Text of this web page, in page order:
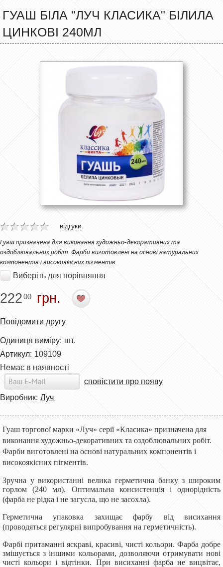
ГУАШ БІЛА "ЛУЧ КЛАСИКА" БІЛИЛА
ЦИНКОВІ 240МЛ
відгуки
Гуаш призначена для виконання художньо-декоративних та
оздоблювальних робіт. Фарби виготовлені на основі натуральних
компонентів і високоякісних пігментів.
Виберіть для порівняння
22200 грн.
Повідомити другу
Одиниця виміру: шт.
Артикул: 109109
Немає в наявності
сповістити про появу
Виробник: Луч
Гуаш торгової марки «Луч» серії «Класика» призначена для
виконання художньо-декоративних та оздоблювальних робіт.
Фарби виготовлені на основі натуральних компонентів і
високоякісних пігментів.
Зручна у використанні велика герметична банку з широким
горлом (240 мл). Оптимальна консистенція і однорідність
(фарба не рідка і не загусла, що не засохла).
Герметична упаковка захищає фарбу від висихання
(проводяться регулярні випробування на герметичність).
Фарбі притаманні яскраві, красиві, чисті кольори. Фарба добре
змішується з іншими кольорами, дозволяючи отримувати нові
чисті кольори і відтінки. При висиханні фарба не вицвітає,